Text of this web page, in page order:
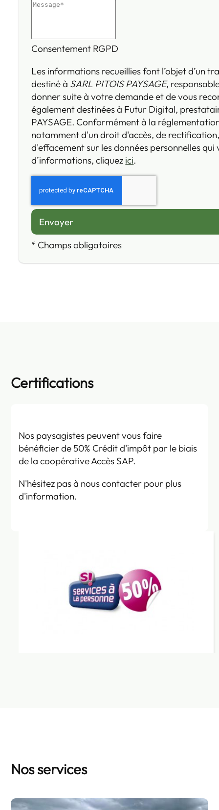
Consentement RGPD
Les informations recueillies font l’objet d’un
destiné à SARL PITOIS PAYSAGE,
donner suite à votre demande et de vous
également destinées à Futur Digital,
PAYSAGE. Conformément à la
notamment d'un droit d'accès, de
d'effacement sur les données personnelles
d’informations, cliquez ici.
* Champs obligatoires
Certifications
Nos paysagistes peuvent vous faire
bénéficier de 50% Crédit d'impôt par le biais
de la coopérative Accès SAP.
N'hésitez pas à nous contacter pour plus
d'information.
Nos services